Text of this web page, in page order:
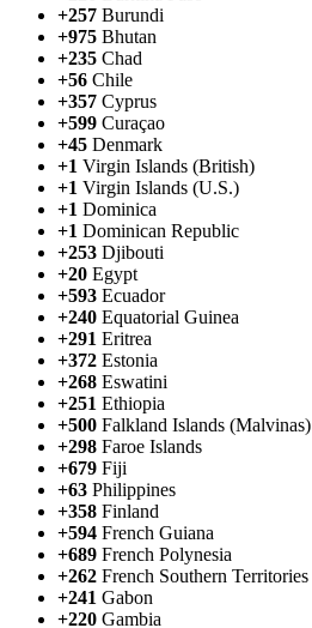
+257 Burundi
+975 Bhutan
+235 Chad
+56 Chile
+357 Cyprus
+599 Curaçao
+45 Denmark
+1 Virgin Islands (British)
+1 Virgin Islands (U.S.)
+1 Dominica
+1 Dominican Republic
+253 Djibouti
+20 Egypt
+593 Ecuador
+240 Equatorial Guinea
+291 Eritrea
+372 Estonia
+268 Eswatini
+251 Ethiopia
+500 Falkland Islands (Malvinas)
+298 Faroe Islands
+679 Fiji
+63 Philippines
+358 Finland
+594 French Guiana
+689 French Polynesia
+262 French Southern Territories
+241 Gabon
+220 Gambia